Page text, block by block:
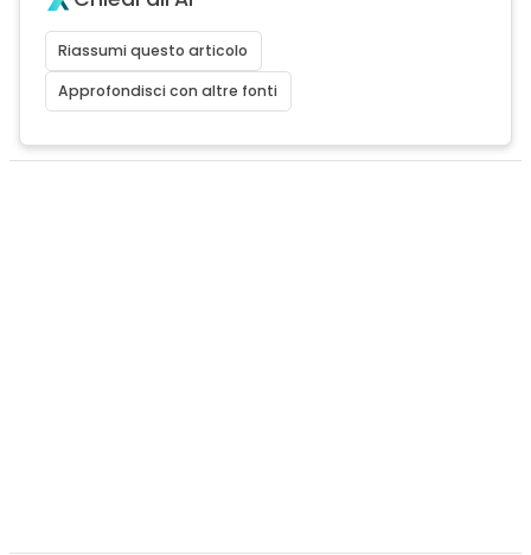
Riassumi questo articolo
Approfondisci con altre fonti